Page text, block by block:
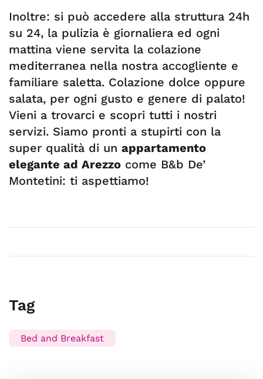
Inoltre: si può accedere alla struttura 24h
su 24, la pulizia è giornaliera ed ogni
mattina viene servita la colazione
mediterranea nella nostra accogliente e
familiare saletta. Colazione dolce oppure
salata, per ogni gusto e genere di palato!
Vieni a trovarci e scopri tutti i nostri
servizi. Siamo pronti a stupirti con la
super qualità di un appartamento
elegante ad Arezzo come B&b De’
Montetini: ti aspettiamo!
Tag
Bed and Breakfast